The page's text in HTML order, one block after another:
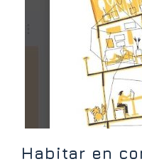
Habitar en